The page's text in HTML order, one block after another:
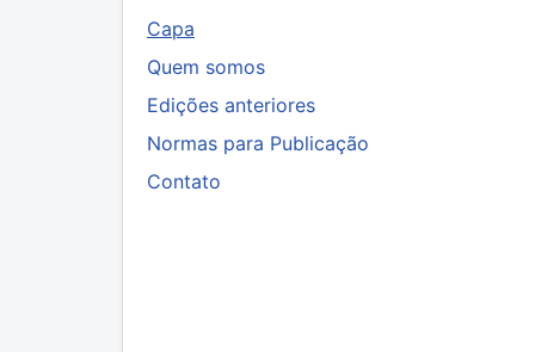
Capa
Quem somos
Edições anteriores
Normas para Publicação
Contato